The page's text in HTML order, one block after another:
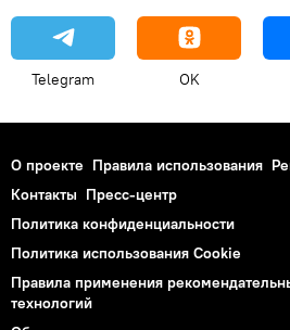
Telegram OK
О проекте Правила использования
Контакты Пресс-центр
Политика конфиденциальности
Политика использования Cookie
Правила применения
технологий